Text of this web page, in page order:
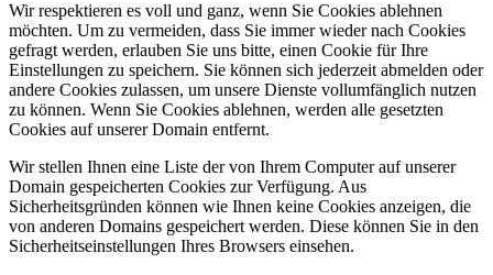
Wir respektieren es voll und ganz, wenn Sie Cookies ablehnen
möchten. Um zu vermeiden, dass Sie immer wieder nach Cookies
gefragt werden, erlauben Sie uns bitte, einen Cookie für Ihre
Einstellungen zu speichern. Sie können sich jederzeit abmelden oder
andere Cookies zulassen, um unsere Dienste vollumfänglich nutzen
zu können. Wenn Sie Cookies ablehnen, werden alle gesetzten
Cookies auf unserer Domain entfernt.
Wir stellen Ihnen eine Liste der von Ihrem Computer auf unserer
Domain gespeicherten Cookies zur Verfügung. Aus
Sicherheitsgründen können wie Ihnen keine Cookies anzeigen, die
von anderen Domains gespeichert werden. Diese können Sie in den
Sicherheitseinstellungen Ihres Browsers einsehen.